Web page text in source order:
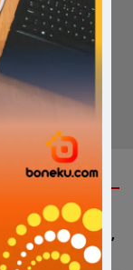
Pemprov Sulsel
Rappang
Motor,